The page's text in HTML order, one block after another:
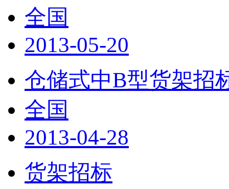
全国
2013-05-20
仓储式中B型货架招
全国
2013-04-28
货架招标